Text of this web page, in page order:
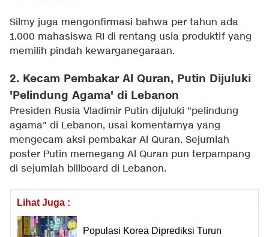
Silmy juga mengonfirmasi bahwa per tahun ada
1.000 mahasiswa RI di rentang usia produktif yang
memilih pindah kewarganegaraan.
2. Kecam Pembakar Al Quran, Putin Dijuluki
'Pelindung Agama' di Lebanon
Presiden Rusia Vladimir Putin dijuluki "pelindung
agama" di Lebanon, usai komentarnya yang
mengecam aksi pembakar Al Quran. Sejumlah
poster Putin memegang Al Quran pun terpampang
di sejumlah billboard di Lebanon.
Lihat Juga :
Populasi Korea Diprediksi Turun